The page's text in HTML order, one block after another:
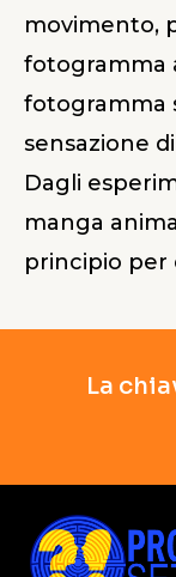
movimento,
fotogramma
fotogramma
sensazione
Dagli
manga
principio per
La